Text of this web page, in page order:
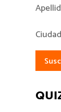
Ciudad